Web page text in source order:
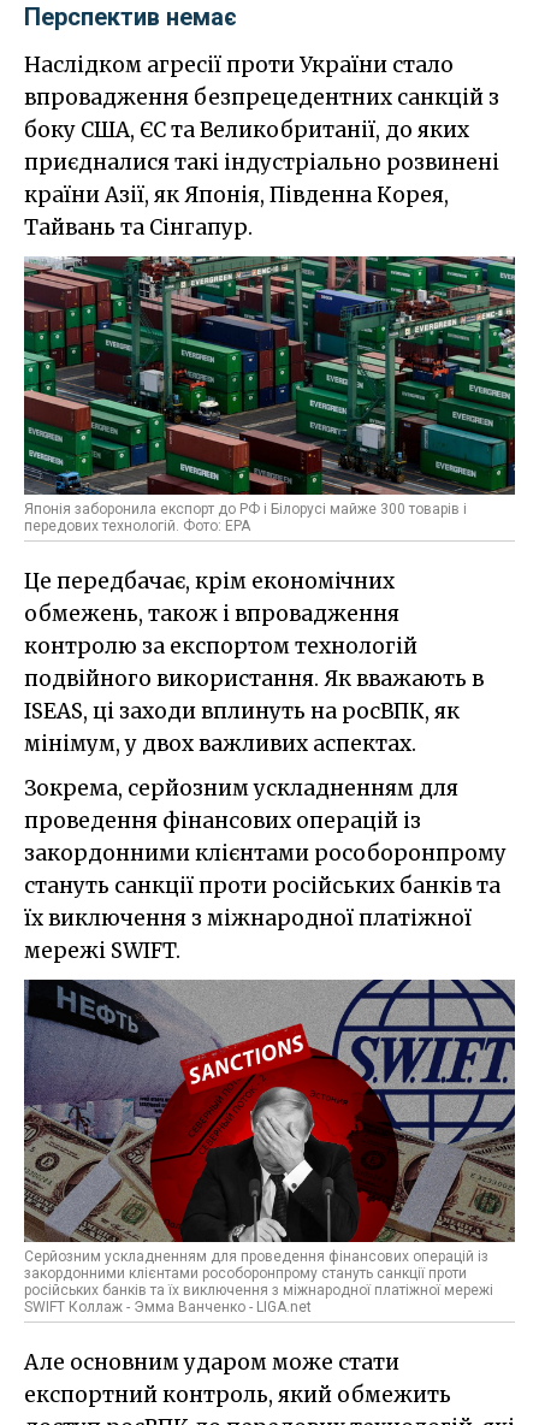
Перспектив немає
Наслідком агресії проти України стало
впровадження безпрецедентних санкцій з
боку США, ЄС та Великобританії, до яких
приєдналися такі індустріально розвинені
країни Азії, як Японія, Південна Корея,
Тайвань та Сінгапур.
Японія заборонила експорт до РФ і Білорусі майже 300 товарів і
передових технологій. Фото: EPA
Це передбачає, крім економічних
обмежень, також і впровадження
контролю за експортом технологій
подвійного використання. Як вважають в
ISEAS, ці заходи вплинуть на росВПК, як
мінімум, у двох важливих аспектах.
Зокрема, серйозним ускладненням для
проведення фінансових операцій із
закордонними клієнтами рособоронпрому
стануть санкції проти російських банків та
їх виключення з міжнародної платіжної
мережі SWIFT.
Серйозним ускладненням для проведення фінансових операцій із
закордонними клієнтами рособоронпрому стануть санкції проти
російських банків та їх виключення з міжнародної платіжної мережі
SWIFT Коллаж - Эмма Ванченко - LIGA.net
Але основним ударом може стати
експортний контроль, який обмежить